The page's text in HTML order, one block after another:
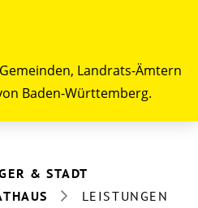
Landrats-Ämtern
Baden-Württemberg.
& STADT
LEISTUNGEN